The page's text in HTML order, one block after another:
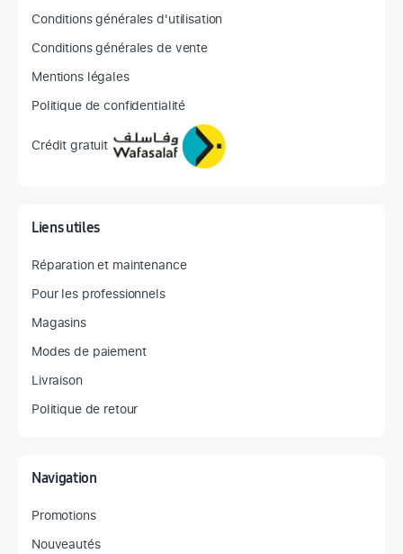
Conditions générales d'utilisation
Conditions générales de vente
Mentions légales
Politique de confidentialité
Crédit gratuit
Liens utiles
Réparation et maintenance
Pour les professionnels
Magasins
Modes de paiement
Livraison
Politique de retour
Navigation
Promotions
Nouveautés